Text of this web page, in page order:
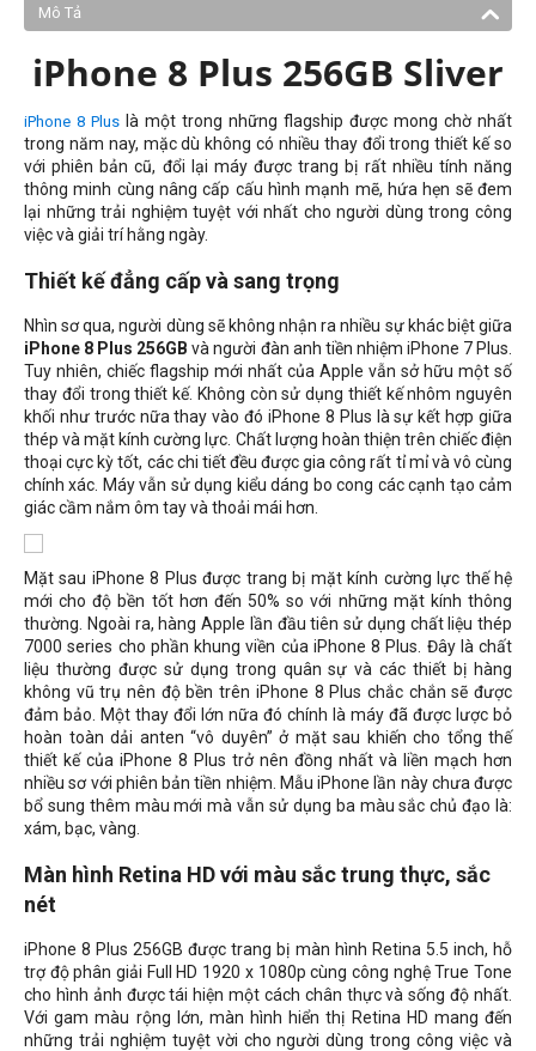
Mô Tả
iPhone 8 Plus 256GB Sliver
iPhone 8 Plus là một trong những flagship được mong chờ nhất
trong năm nay, mặc dù không có nhiều thay đổi trong thiết kế so
với phiên bản cũ, đổi lại máy được trang bị rất nhiều tính năng
thông minh cùng nâng cấp cấu hình mạnh mẽ, hứa hẹn sẽ đem
lại những trải nghiệm tuyệt với nhất cho người dùng trong công
việc và giải trí hằng ngày.
Thiết kế đẳng cấp và sang trọng
Nhìn sơ qua, người dùng sẽ không nhận ra nhiều sự khác biệt giữa
iPhone 8 Plus 256GBvà người đàn anh tiền nhiệm iPhone 7 Plus.
Tuy nhiên, chiếc flagship mới nhất của Apple vẫn sở hữu một số
thay đổi trong thiết kế. Không còn sử dụng thiết kế nhôm nguyên
khối như trước nữa thay vào đó iPhone 8 Plus là sự kết hợp giữa
thép và mặt kính cường lực. Chất lượng hoàn thiện trên chiếc điện
thoại cực kỳ tốt, các chi tiết đều được gia công rất tỉ mỉ và vô cùng
chính xác. Máy vẫn sử dụng kiểu dáng bo cong các cạnh tạo cảm
giác cầm nắm ôm tay và thoải mái hơn.
Mặt sau iPhone 8 Plus được trang bị mặt kính cường lực thế hệ
mới cho độ bền tốt hơn đến 50% so với những mặt kính thông
thường. Ngoài ra, hàng Apple lần đầu tiên sử dụng chất liệu thép
7000 series cho phần khung viền của iPhone 8 Plus. Đây là chất
liệu thường được sử dụng trong quân sự và các thiết bị hàng
không vũ trụ nên độ bền trên iPhone 8 Plus chắc chắn sẽ được
đảm bảo. Một thay đổi lớn nữa đó chính là máy đã được lược bỏ
hoàn toàn dải anten “vô duyên” ở mặt sau khiến cho tổng thế
thiết kế của iPhone 8 Plus trở nên đồng nhất và liền mạch hơn
nhiều sơ với phiên bản tiền nhiệm. Mẫu iPhone lần này chưa được
bổ sung thêm màu mới mà vẫn sử dụng ba màu sắc chủ đạo là:
xám, bạc, vàng.
Màn hình Retina HD với màu sắc trung thực, sắc
nét
iPhone 8 Plus 256GB được trang bị màn hình Retina 5.5 inch, hỗ
trợ độ phân giải Full HD 1920 x 1080p cùng công nghệ True Tone
cho hình ảnh được tái hiện một cách chân thực và sống độ nhất.
Với gam màu rộng lớn, màn hình hiển thị Retina HD mang đến
những trải nghiệm tuyệt vời cho người dùng trong công việc và